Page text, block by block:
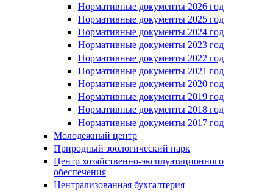
Нормативные документы 2026 год
Нормативные документы 2025 год
Нормативные документы 2024 год
Нормативные документы 2023 год
Нормативные документы 2022 год
Нормативные документы 2021 год
Нормативные документы 2020 год
Нормативные документы 2019 год
Нормативные документы 2018 год
Нормативные документы 2017 год
Молодёжный центр
Природный зоологический парк
Центр хозяйственно-эксплуатационного
обеспечения
Централизованная бухгалтерия